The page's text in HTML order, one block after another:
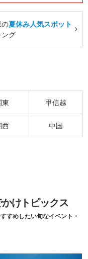
夏休み人気スポット
グ
東 甲信越
西 中国
けトピックス
すめしたい旬なイベント・